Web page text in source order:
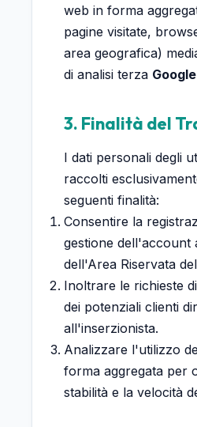
web in forma
pagine visitate,
area geografica)
di analisi terza
3. Finalità del
I dati personali degli
raccolti
seguenti finalità:
Consentire la
gestione dell'account
dell'Area Riservata
Inoltrare le richieste
dei potenziali clienti
all'inserzionista.
Analizzare l'utilizzo
forma aggregata per
stabilità e la velocità